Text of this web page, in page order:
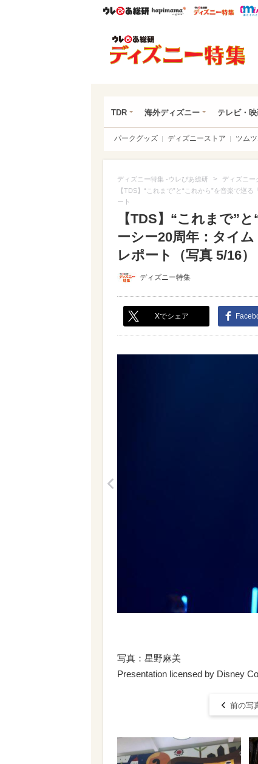
ウレぴあ総研ハピママ* ウ
TDR 海外ディズニー テレビ・
パークグッズ ディズニーストア ツム
ディズニー特集 -ウレぴあ総研 > ディズニー
【TDS】“これまで”と“これから”を音楽で巡
ート
【TDS】“これまで”
ーシー20周年：タイ
レポート（写真 5/16）
ディズニー特集
Xでシェア
写真：星野麻美
Presentation licensed by Disney
前の写